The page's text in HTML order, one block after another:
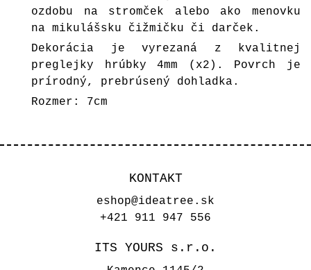
ozdobu na stromček alebo ako menovku
na mikulášsku čižmičku či darček.
Dekorácia je vyrezaná z kvalitnej
preglejky hrúbky 4mm (x2). Povrch je
prírodný, prebrúsený dohladka.
Rozmer: 7cm
KONTAKT
eshop@ideatree.sk
+421 911 947 556
ITS YOURS s.r.o.